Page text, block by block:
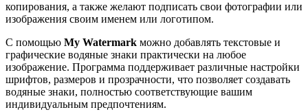
копирования, а также желают подписать свои фотографии или
изображения своим именем или логотипом.
С помощью My Watermark можно добавлять текстовые и
графические водяные знаки практически на любое
изображение. Программа поддерживает различные настройки
шрифтов, размеров и прозрачности, что позволяет создавать
водяные знаки, полностью соответствующие вашим
индивидуальным предпочтениям.